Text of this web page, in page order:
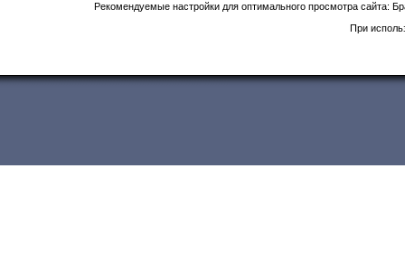
Рекомендуемые настройки для оптимального просмотра сайта:
При